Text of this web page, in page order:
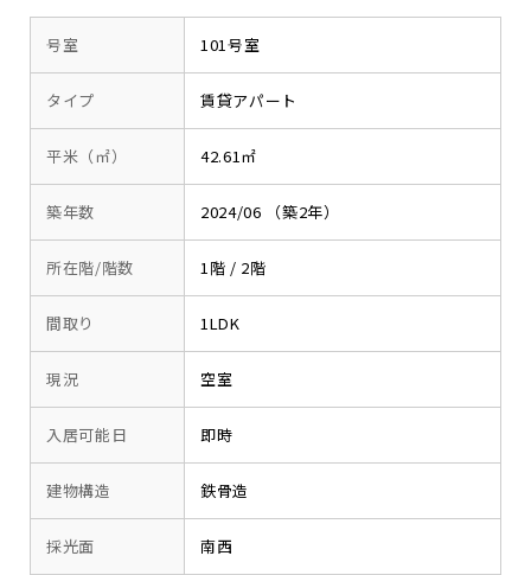
号室 101号室
タイプ 賃貸アパート
平米（㎡） 42.61㎡
築年数 2024/06 （築2年）
所在階/階数 1階 / 2階
間取り 1LDK
現況 空室
入居可能日 即時
建物構造 鉄骨造
採光面 南西